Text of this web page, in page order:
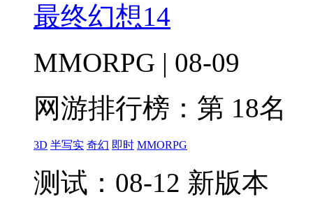
最终幻想14
MMORPG | 08-09
网游排行榜： 第 18名
3D 半写实 奇幻 即时 MMORPG
测试：08-12 新版本